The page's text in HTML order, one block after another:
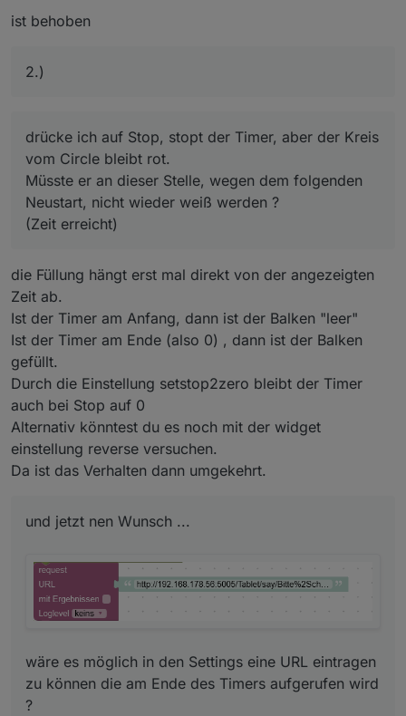
Firefox ?
Lösche ich jetzt die OID im Plain Widget, oder das
ganze Widget (ich brauche an dieser Stelle das Widget
2.)
ist behoben
2.)
drücke ich auf Stop, stopt der Timer, aber der Kreis
vom Circle bleibt rot.
Müsste er an dieser Stelle, wegen dem folgenden
Neustart, nicht wieder weiß werden ?
(Zeit erreicht)
die Füllung hängt erst mal direkt von der angezeigten
Zeit ab.
Ist der Timer am Anfang, dann ist der Balken "leer"
Ist der Timer am Ende (also 0) , dann ist der Balken
gefüllt.
Durch die Einstellung setstop2zero bleibt der Timer
auch bei Stop auf 0
Alternativ könntest du es noch mit der widget
einstellung reverse versuchen.
Da ist das Verhalten dann umgekehrt.
und jetzt nen Wunsch ...
wäre es möglich in den Settings eine URL eintragen
zu können die am Ende des Timers aufgerufen wird
?